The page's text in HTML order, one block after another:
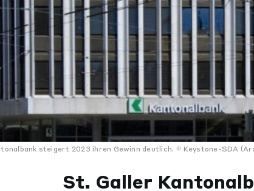
steigert 2023 ihren Gewinn deutlich. Keystone-SDA
St. Galler